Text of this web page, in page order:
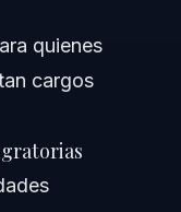
con
a los
quienes
cargos